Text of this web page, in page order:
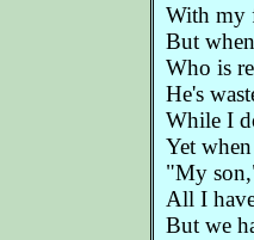
With my
But when
Who is
He's
While I
Yet
"My
All I
But we